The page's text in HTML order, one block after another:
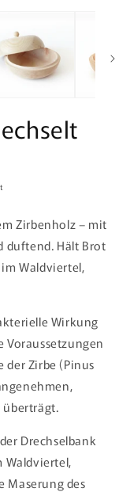
Zirbenholz – mit
duftend. Hält Brot
Waldviertel,
Wirkung
der Zirbe (Pinus
überträgt.
Drechselbank
Waldviertel,
Maserung des